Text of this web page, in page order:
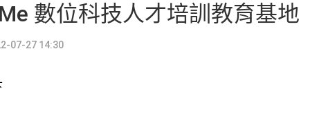
數位科技人才培訓教育基地
07-27 14:30